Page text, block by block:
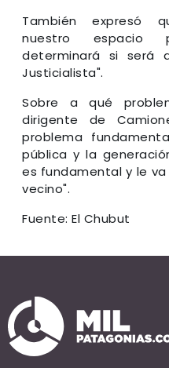
También expresó
nuestro espacio
determinará si será
Justicialista".
Sobre a qué
dirigente de
problema
pública y la
es fundamental y le
vecino".
Fuente: El Chubut